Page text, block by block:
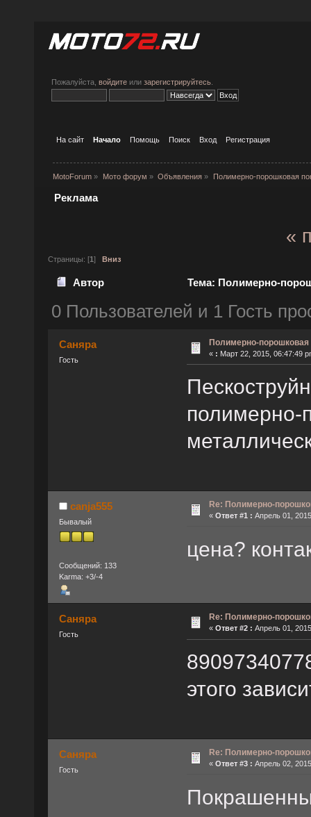
Пожалуйста, войдите или зарегистрируйтесь
На сайт Начало Помощь Поиск Вход Регистрация
MotoForum » Мото форум » Объявления » Полимерно-порошковая
Реклама
«
Страницы: [1] Вниз
Автор Тема: Полимерно-
0 Пользователей и 1 Гость
Саняра
Гость
Полимерно-порошковая
« : Март 22, 2015, 06:47:49
canja555
Бывалый
Сообщений: 133
Karma: +3/-4
Re: Полимерно-
« Ответ #1 : Апрель 01,
цена?
Саняра
Гость
Re: Полимерно-
« Ответ #2 : Апрель 01,
этого
Саняра
Гость
Re: Полимерно-
« Ответ #3 : Апрель 02,